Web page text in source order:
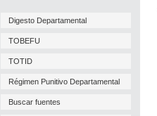
Digesto Departamental
TOBEFU
TOTID
Régimen Punitivo Departamental
Buscar fuentes